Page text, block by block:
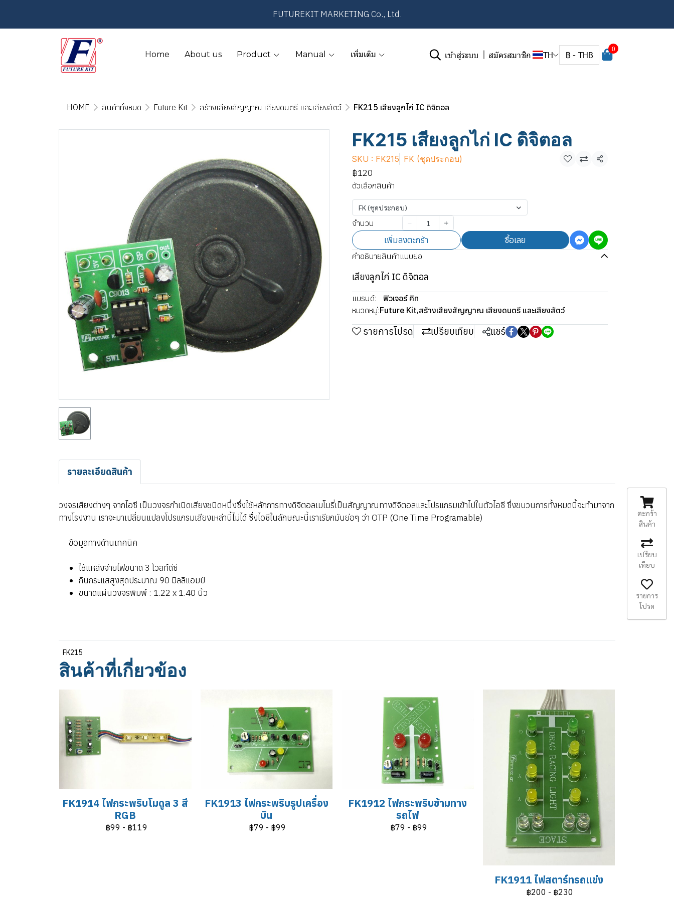
FUTUREKIT MARKETING Co., Ltd.
Home About us Product Manual เพิ่มเติม เข้าสู่ระบบ สมัครสมาชิก TH ฿ - THB
0
HOME สินค้าทั้งหมด Future Kit สร้างเสียงสัญญาณ เสียงดนตรี และเสียงสัตว์ FK215 เสียงลูกไก่ IC ดิจิตอล
FK215 เสียงลูกไก่ IC ดิจิตอล
SKU : FK215 FK (ชุดประกอบ)
แชร์
฿120
ตัวเลือกสินค้า
FK (ชุดประกอบ)
จำนวน
เพิ่มลงตะกร้า ซื้อเลย
คำอธิบายสินค้าแบบย่อ
เสียงลูกไก่ IC ดิจิตอล
แบรนด์:
ฟิวเจอร์ คิท
หมวดหมู่:Future Kit,สร้างเสียงสัญญาณ เสียงดนตรี และเสียงสัตว์
รายการโปรด เปรียบเทียบ แชร์
รายละเอียดสินค้า
วงจรเสียงต่างๆ จากไอซี เป็นวงจรกำเนิดเสียงชนิดหนึ่งซึ่งใช้หลักการทางดิจิตอลเมโมรี่เป็นสัญญาณทางดิจิตอลและโปรแกรมเข้าไปในตัวไอซี ซึ่งขบวนการทั้งหมดนี้จะทำมาจาก
ทางโรงงาน เราจะมาเปลี่ยนแปลงโปรแกรมเสียงเหล่านี้ไม่ได้ ซึ่งไอซีในลักษณะนี้เราเรียกมันย่อๆ ว่า OTP (One Time Programable)
ข้อมูลทางด้านเทคนิค
ใช้แหล่งจ่ายไฟขนาด 3 โวลท์ดีซี
กินกระแสสูงสุดประมาณ 90 มิลลิแอมป์
ขนาดแผ่นวงจรพิมพ์ : 1.22 x 1.40 นิ้ว
FK215
สินค้าที่เกี่ยวข้อง
FK1914 ไฟกระพริบโมดูล 3 สี
RGB
฿99 - ฿119
FK1913 ไฟกระพริบรูปเครื่อง
บิน
฿79 - ฿99
FK1912 ไฟกระพริบข้ามทาง
รถไฟ
฿79 - ฿99
FK1911 ไฟสตาร์ทรถแข่ง
฿200 - ฿230
ตะกร้า
สินค้า
เปรียบ
เทียบ
รายการ
โปรด